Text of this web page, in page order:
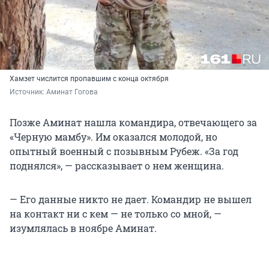
Хамзет числится пропавшим с конца октября
Источник: Аминат Гогова
Позже Аминат нашла командира, отвечающего за
«Черную мамбу». Им оказался молодой, но
опытный военный с позывным Рубеж. «За год
поднялся», — рассказывает о нем женщина.
— Его данные никто не дает. Командир не вышел
на контакт ни с кем — не только со мной, —
изумлялась в ноябре Аминат.